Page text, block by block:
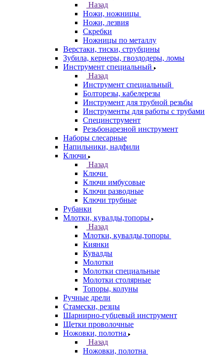
Назад
Ножи, ножницы
Ножи, лезвия
Скребки
Ножницы по металлу
Верстаки, тиски, струбцины
Зубила, кернеры, гвоздодеры, ломы
Инструмент специальный
Назад
Инструмент специальный
Болторезы, кабелерезы
Инструмент для трубной резьбы
Инструменты для работы с трубами
Специнструмент
Резьбонарезной инструмент
Наборы слесарные
Напильники, надфили
Ключи
Назад
Ключи
Ключи имбусовые
Ключи разводные
Ключи трубные
Рубанки
Млотки, кувалды,топоры
Назад
Млотки, кувалды,топоры
Киянки
Кувалды
Молотки
Молотки специальные
Молотки столярные
Топоры, колуны
Ручные дрели
Стамески, резцы
Шарнирно-губцевый инструмент
Щетки проволочные
Ножовки, полотна
Назад
Ножовки, полотна